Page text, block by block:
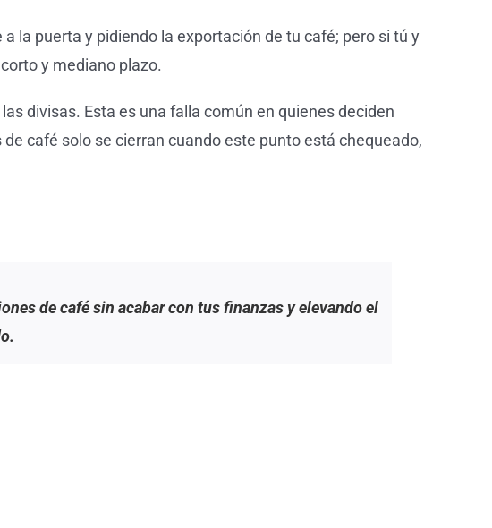
la puerta y pidiendo la exportación de tu café; pero si tú y
y mediano plazo.
divisas. Esta es una falla común en quienes deciden
café solo se cierran cuando este punto está chequeado,
de café sin acabar con tus finanzas y elevando el